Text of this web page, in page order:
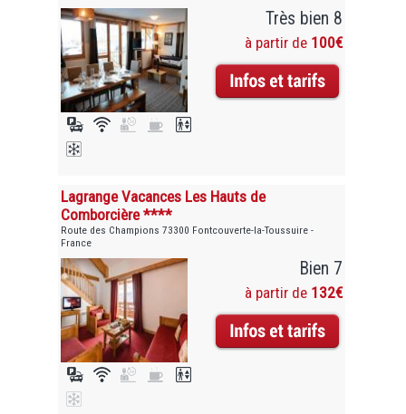
Très bien 8
à partir de 100€
Lagrange Vacances Les Hauts de
Comborcière ****
Route des Champions 73300 Fontcouverte-la-Toussuire -
France
Bien 7
à partir de 132€